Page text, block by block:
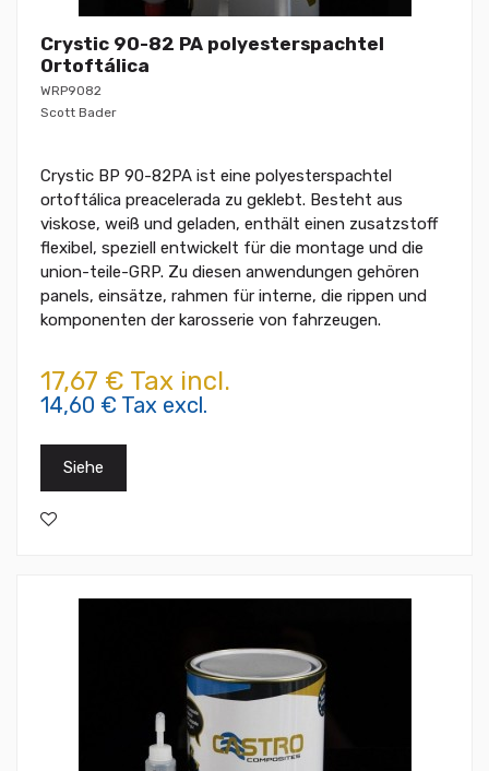
Crystic 90-82 PA polyesterspachtel
Ortoftálica
WRP9082
Scott Bader
Crystic BP 90-82PA ist eine polyesterspachtel
ortoftálica preacelerada zu geklebt. Besteht aus
viskose, weiß und geladen, enthält einen zusatzstoff
flexibel, speziell entwickelt für die montage und die
union-teile-GRP. Zu diesen anwendungen gehören
panels, einsätze, rahmen für interne, die rippen und
komponenten der karosserie von fahrzeugen.
17,67 € Tax incl.
14,60 € Tax excl.
Siehe